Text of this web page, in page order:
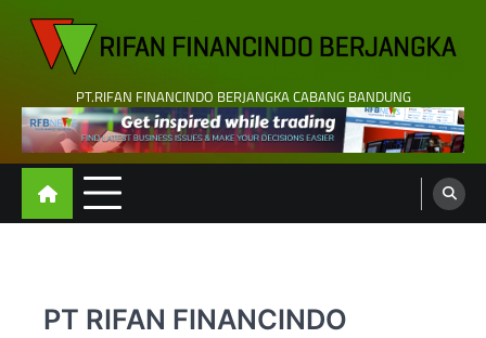
content
PT.RIFAN FINANCINDO BERJANGKA CABANG BANDUNG
PT RIFAN FINANCINDO